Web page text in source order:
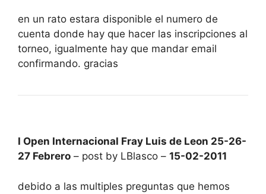
en un rato estara disponible el numero de
cuenta donde hay que hacer las inscripciones al
torneo, igualmente hay que mandar email
confirmando. gracias
I Open Internacional Fray Luis de Leon 25-26-
27 Febrero – post by LBlasco – 15-02-2011
debido a las multiples preguntas que hemos